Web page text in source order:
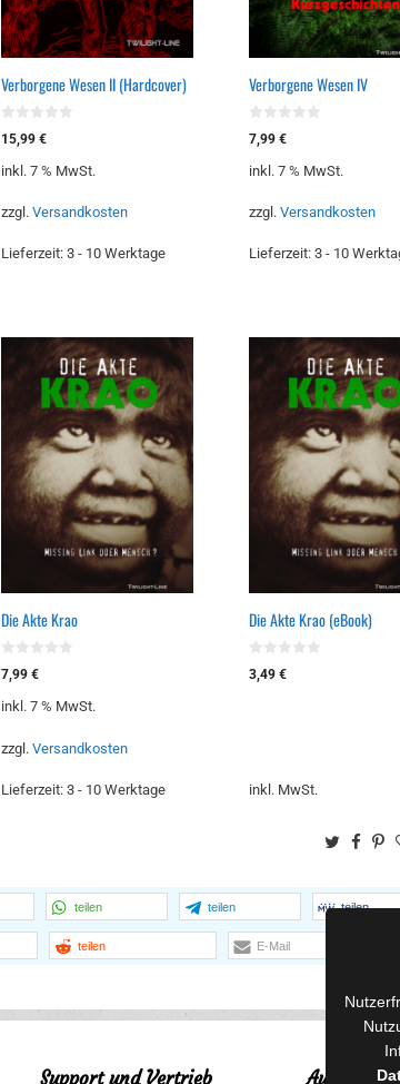
Verborgene Wesen II (Hardcover)
0
v
n
15,99 €
inkl. 7 % MwSt.
zzgl. Versandkosten
Lieferzeit: 3 - 10 Werktage
Verborgene Wesen IV
0
v
n
7,99 €
inkl. 7 % MwSt.
zzgl. Versandkosten
Lieferzeit: 3 - 10
Die Akte Krao
0
v
n
7,99 €
inkl. 7 % MwSt.
zzgl. Versandkosten
Lieferzeit: 3 - 10 Werktage
Die Akte Krao (eBook)
0
v
3,49 €
inkl. MwSt.
Twitter
teilen teilen teilen
teilen E-Mail
Support und Vertrieb